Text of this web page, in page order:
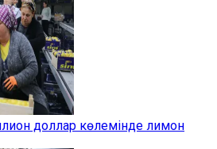
доллар көлемінде лимон